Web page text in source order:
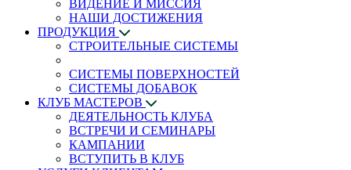
ВИДЕНИЕ И МИССИЯ
НАШИ ДОСТИЖЕНИЯ
ПРОДУКЦИЯ
СТРОИТЕЛЬНЫЕ СИСТЕМЫ
СИСТЕМЫ ПОВЕРХНОСТЕЙ
СИСТЕМЫ ДОБАВОК
КЛУБ МАСТЕРОВ
ДЕЯТЕЛЬНОСТЬ КЛУБА
ВСТРЕЧИ И СЕМИНАРЫ
КАМПАНИИ
ВСТУПИТЬ В КЛУБ